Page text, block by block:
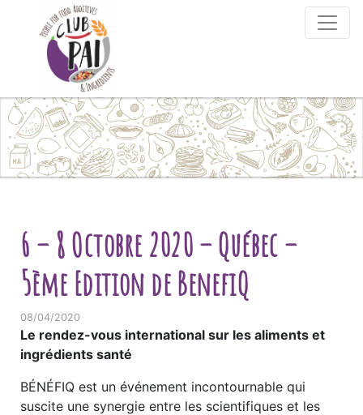
Skip to content
6 – 8 Octobre 2020 – Québec –
5ème Edition de BenefiQ
08/04/2020
Le rendez-vous international sur les aliments et
ingrédients santé
BÉNÉFIQ est un événement incontournable qui
suscite une synergie entre les scientifiques et les